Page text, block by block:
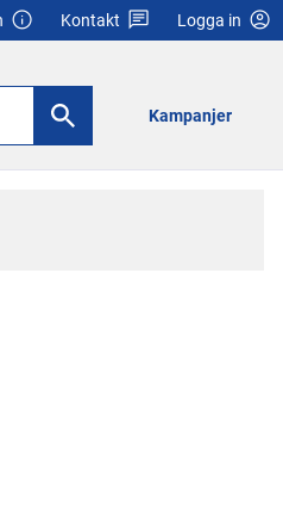
Kontakt Logga in
Kampanjer